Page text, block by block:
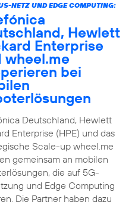
NETZ UND EDGE COMPUTING:
Hewlett
Enterprise
wheel.me
bei
Deutschland, Hewlett
Enterprise (HPE) und das
Scale-up wheel.me
gemeinsam an mobilen
die auf 5G-
und Edge Computing
Die Partner haben dazu